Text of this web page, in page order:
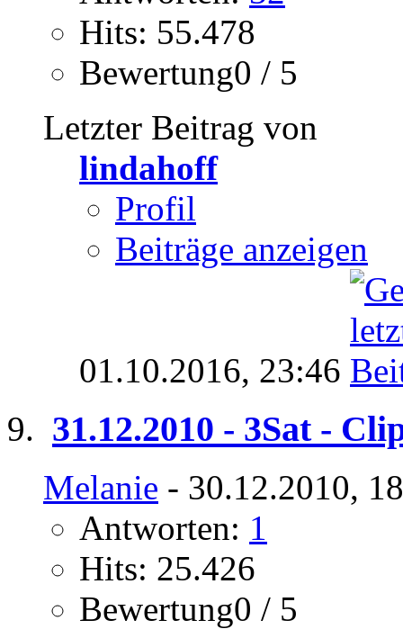
Hits: 55.478
Bewertung0 / 5
Letzter Beitrag von
lindahoff
Profil
Beiträge anzeigen
01.10.2016, 23:46
31.12.2010 - 3Sat -
Melanie - 30.12.2010,
Antworten: 1
Hits: 25.426
Bewertung0 / 5